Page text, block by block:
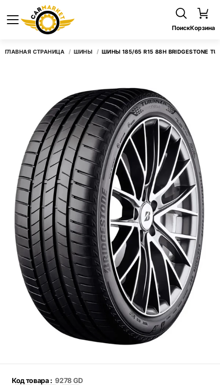
ПоискКорзина
ГЛАВНАЯ СТРАНИЦА ШИНЫ ШИНЫ 185/65 R15 88H BRIDGESTONE
Код товара : 9278 GD